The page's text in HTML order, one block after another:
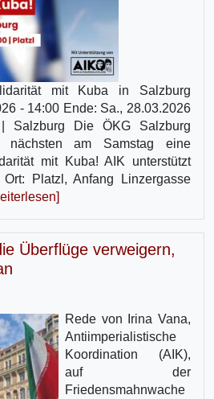
mit Kuba in Salzburg
- 14:00 Ende: Sa., 28.03.2026
Salzburg Die ÖKG Salzburg
nächsten am Samstag eine
mit Kuba! AIK unterstützt
Platzl, Anfang Linzergasse
Überflüge verweigern,
Rede von Irina Vana,
Antiimperialistische
Koordination (AIK),
auf der
Friedensmahnwache